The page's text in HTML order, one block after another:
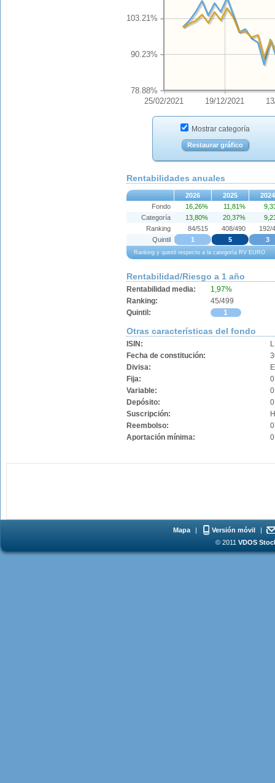
25/02/2021 19/12/2021
78.88%
90.23%
103.21%
Mostrar categoría
Restaurar gráfico
Rentabilidades anuales
2026 2025 2024
Ranking y quintil respecto a la categoría RV EURO
Fondo 16,26% 11,81%
Categoría
13,80% 20,37%
Ranking
84/515 408/490
192/
Quintil
1 5 3
Rentabilidad/Riesgo a 1 año
Rentabilidad media:
1,97%
Ranking:
45/499
Quintil:
1
Otras características del fondo
ISIN:
Fecha de constitución:
Divisa:
Fija:
Variable:
Depósito:
Suscripción:
Reembolso:
Aportación mínima:
Mapa | Versión móvil
|
© 2011 VDOS